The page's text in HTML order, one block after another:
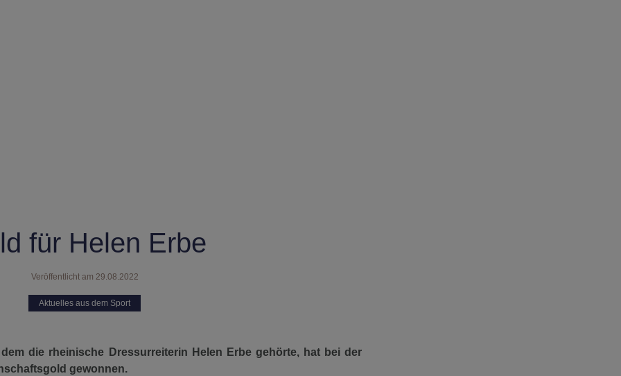
für Helen Erbe
Veröffentlicht am 29.08.2022
Aktuelles aus dem Sport
die rheinische Dressurreiterin Helen Erbe gehörte, hat bei der
gewonnen.